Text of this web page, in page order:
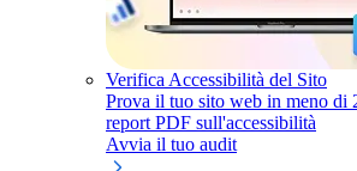
Verifica Accessibilità del Sito
Prova il tuo sito web in meno di
report PDF sull'accessibilità
Avvia il tuo audit